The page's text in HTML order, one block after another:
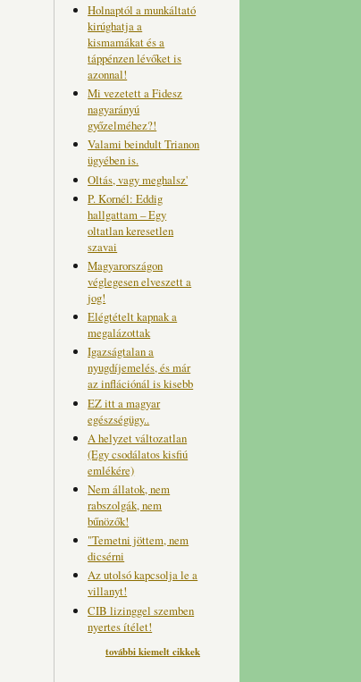
Holnaptól a munkáltató
kirúghatja a
kismamákat és a
táppénzen lévőket is
azonnal!
Mi vezetett a Fidesz
nagyarányú
győzelméhez?!
Valami beindult Trianon
ügyében is.
Oltás, vagy meghalsz'
P. Kornél: Eddig
hallgattam – Egy
oltatlan keresetlen
szavai
Magyarországon
véglegesen elveszett a
jog!
Elégtételt kapnak a
megalázottak
Igazságtalan a
nyugdíjemelés, és már
az inflációnál is kisebb
EZ itt a magyar
egészségügy..
A helyzet változatlan
(Egy csodálatos kisfiú
emlékére)
Nem állatok, nem
rabszolgák, nem
bűnözők!
"Temetni jöttem, nem
dicsérni
Az utolsó kapcsolja le a
villanyt!
CIB lizinggel szemben
nyertes ítélet!
további kiemelt cikkek